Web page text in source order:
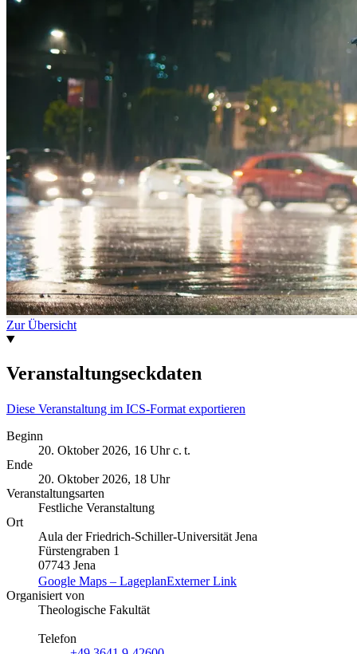
Zur Übersicht
Veranstaltungseckdaten
Diese Veranstaltung im ICS-Format exportieren
Beginn
20. Oktober 2026, 16 Uhr c. t.
Ende
20. Oktober 2026, 18 Uhr
Veranstaltungsarten
Festliche Veranstaltung
Ort
Aula der Friedrich-Schiller-Universität Jena
Fürstengraben 1
07743 Jena
Google Maps – LageplanExterner Link
Organisiert von
Theologische Fakultät
Telefon